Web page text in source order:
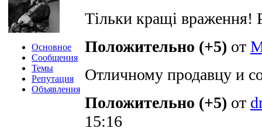
Основное
Сообщения
Темы
Репутация
Объявления
Тільки кращі враження!
Положительно (+5) от
Отличному продавцу и
Положительно (+5) от
15:16